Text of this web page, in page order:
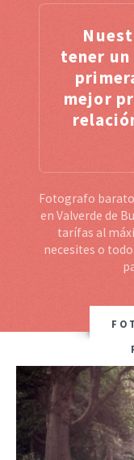
tener un
mejor
Fotografo
en Valverde de
tarífas al
necesites o